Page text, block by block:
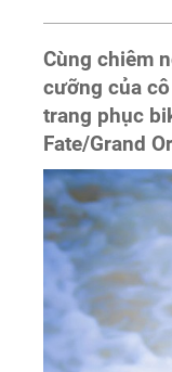
Cùng chiêm
cưỡng của
trang phục
Fate/Grand